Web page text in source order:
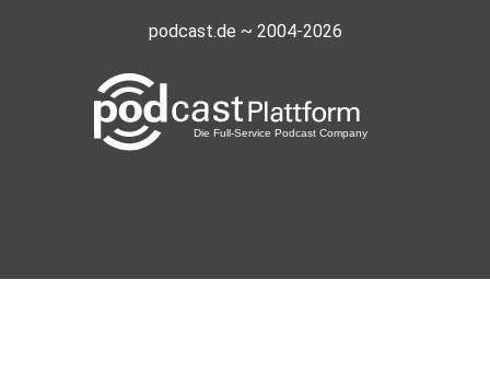
podcast.de ~ 2004-2026